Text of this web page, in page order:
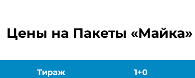
Цены на Пакеты
Тираж 1+0